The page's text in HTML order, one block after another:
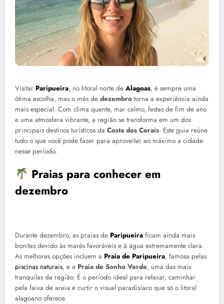
Visitar Paripueira, no litoral norte de Alagoas, é sempre uma
ótima escolha, mas o mês de dezembro torna a experiência ainda
mais especial. Com clima quente, mar calmo, festas de fim de ano
e uma atmosfera vibrante, a região se transforma em um dos
principais destinos turísticos da Costa dos Corais. Este guia reúne
tudo o que você pode fazer para aproveitar ao máximo a cidade
nesse período.
Praias para conhecer em
dezembro
Durante dezembro, as praias de Paripueira ficam ainda mais
bonitas devido às marés favoráveis e à água extremamente clara.
As melhores opções incluem a Praia de Paripueira, famosa pelas
piscinas naturais, e a Praia de Sonho Verde, uma das mais
tranquilas da região. É o período ideal para relaxar, caminhar
pela faixa de areia e curtir o visual paradisíaco que só o litoral
alagoano oferece.